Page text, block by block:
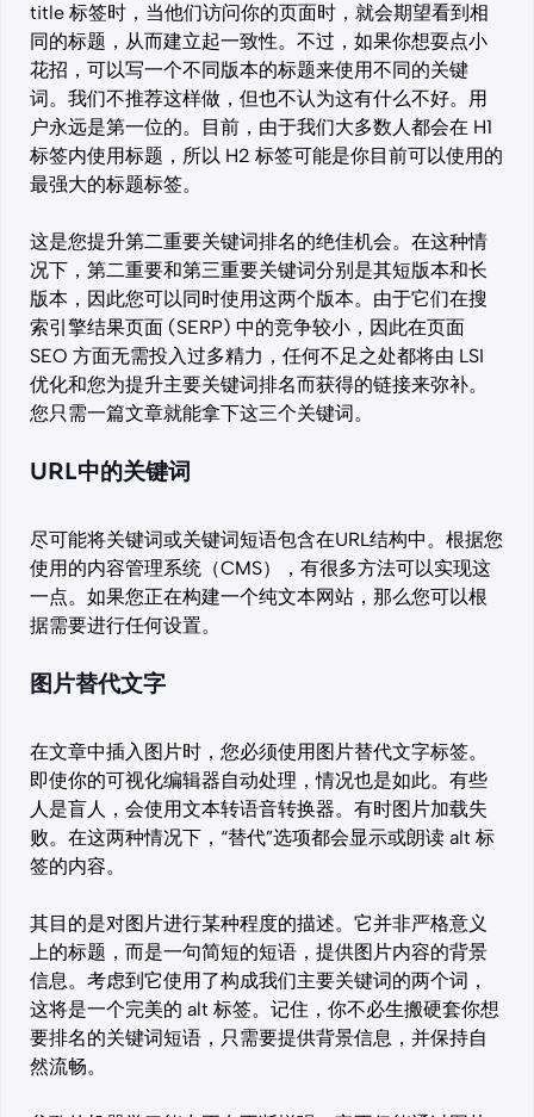
title 标签时，当他们访问你的页面时，就会期望看到相
同的标题，从而建立起一致性。不过，如果你想耍点小
花招，可以写一个不同版本的标题来使用不同的关键
词。我们不推荐这样做，但也不认为这有什么不好。用
户永远是第一位的。目前，由于我们大多数人都会在 H1
标签内使用标题，所以 H2 标签可能是你目前可以使用的
最强大的标题标签。
这是您提升第二重要关键词排名的绝佳机会。在这种情
况下，第二重要和第三重要关键词分别是其短版本和长
版本，因此您可以同时使用这两个版本。由于它们在搜
索引擎结果页面 (SERP) 中的竞争较小，因此在页面
SEO 方面无需投入过多精力，任何不足之处都将由 LSI
优化和您为提升主要关键词排名而获得的链接来弥补。
您只需一篇文章就能拿下这三个关键词。
URL中的关键词
尽可能将关键词或关键词短语包含在URL结构中。根据您
使用的内容管理系统（CMS），有很多方法可以实现这
一点。如果您正在构建一个纯文本网站，那么您可以根
据需要进行任何设置。
图片替代文字
在文章中插入图片时，您必须使用图片替代文字标签。
即使你的可视化编辑器自动处理，情况也是如此。有些
人是盲人，会使用文本转语音转换器。有时图片加载失
败。在这两种情况下，“替代”选项都会显示或朗读 alt 标
签的内容。
其目的是对图片进行某种程度的描述。它并非严格意义
上的标题，而是一句简短的短语，提供图片内容的背景
信息。考虑到它使用了构成我们主要关键词的两个词，
这将是一个完美的 alt 标签。记住，你不必生搬硬套你想
要排名的关键词短语，只需要提供背景信息，并保持自
然流畅。